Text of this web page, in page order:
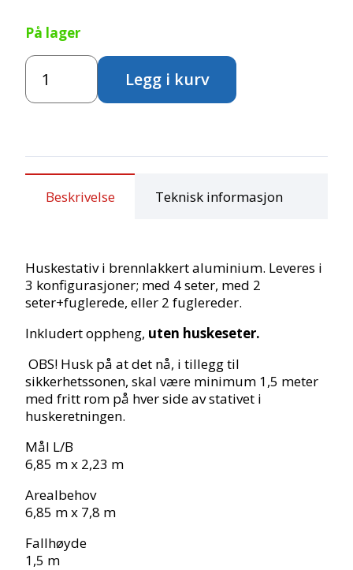
På lager
Huskestativ
seter
Legg i kurv
Beskrivelse Teknisk informasjon
Huskestativ i brennlakkert aluminium. Leveres i
3 konfigurasjoner; med 4 seter, med 2
seter+fuglerede, eller 2 fuglereder.
Inkludert oppheng, uten huskeseter.
OBS! Husk på at det nå, i tillegg til
sikkerhetssonen, skal være minimum 1,5 meter
med fritt rom på hver side av stativet i
huskeretningen.
Mål L/B
6,85 m x 2,23 m
Arealbehov
6,85 m x 7,8 m
Fallhøyde
1,5 m